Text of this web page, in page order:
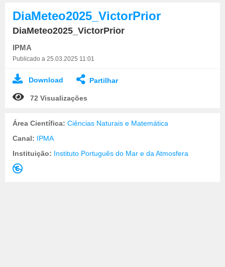
DiaMeteo2025_VictorPrior
DiaMeteo2025_VictorPrior
IPMA
Publicado a 25.03.2025 11:01
Download Partilhar
72 Visualizações
Área Científica: Ciências Naturais e Matemática
Canal: IPMA
Instituição: Instituto Português do Mar e da Atmosfera